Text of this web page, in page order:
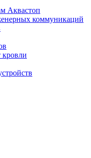
Аквастоп
коммуникаций
кровли